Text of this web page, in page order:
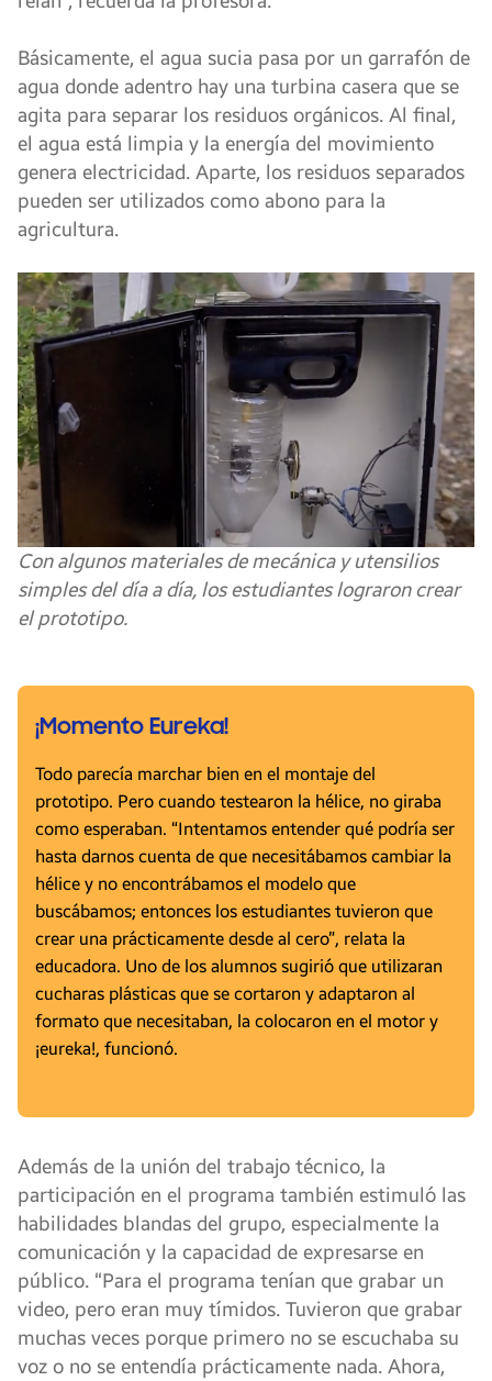
Básicamente, el agua sucia pasa por un garrafón de
agua donde adentro hay una turbina casera que se
agita para separar los residuos orgánicos. Al final,
el agua está limpia y la energía del movimiento
genera electricidad. Aparte, los residuos separados
pueden ser utilizados como abono para la
agricultura.
Con algunos materiales de mecánica y utensilios
simples del día a día, los estudiantes lograron crear
el prototipo.
¡Momento Eureka!
Todo parecía marchar bien en el montaje del
prototipo. Pero cuando testearon la hélice, no giraba
como esperaban. “Intentamos entender qué podría ser
hasta darnos cuenta de que necesitábamos cambiar la
hélice y no encontrábamos el modelo que
buscábamos; entonces los estudiantes tuvieron que
crear una prácticamente desde al cero”, relata la
educadora. Uno de los alumnos sugirió que utilizaran
cucharas plásticas que se cortaron y adaptaron al
formato que necesitaban, la colocaron en el motor y
¡eureka!, funcionó.
Además de la unión del trabajo técnico, la
participación en el programa también estimuló las
habilidades blandas del grupo, especialmente la
comunicación y la capacidad de expresarse en
público. “Para el programa tenían que grabar un
video, pero eran muy tímidos. Tuvieron que grabar
muchas veces porque primero no se escuchaba su
voz o no se entendía prácticamente nada. Ahora,